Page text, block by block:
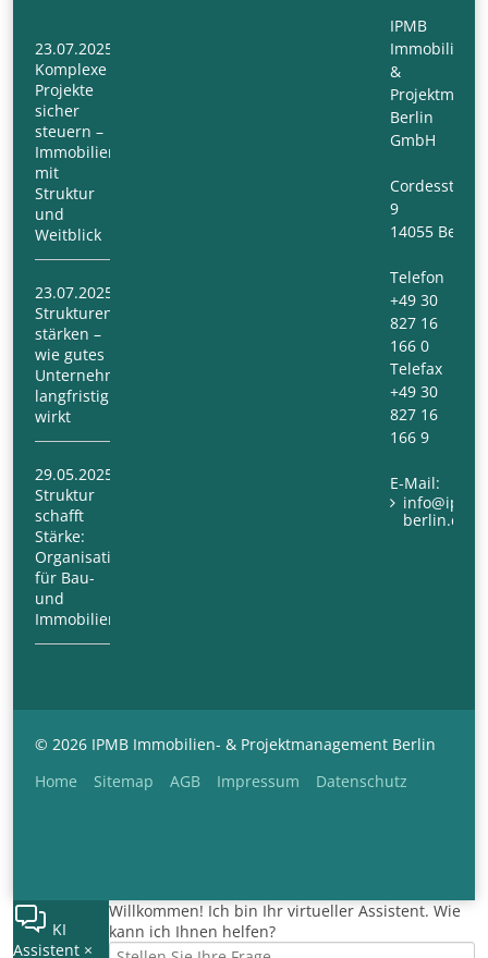
23.07.2025
Komplexe
Projekte
sicher
steuern –
Immobilienmanagement
mit
Struktur
und
Weitblick
23.07.2025
Strukturen
stärken –
wie gutes
Unternehmensmanagement
langfristig
wirkt
29.05.2025
Struktur
schafft
Stärke:
Organisationsberatung
für Bau-
und
Immobilienunternehmen
IPMB
Immobilien-
&
Berlin
GmbH
Cordesstraße
9
14055 Berlin
Telefon
+49 30
827 16
166 0
Telefax
+49 30
827 16
166 9
E-Mail:
info@ipm-
berlin.com
© 2026 IPMB Immobilien- & Projektmanagement Berlin
Navigation
Home Sitemap AGB Impressum Datenschutz
KI
Assistent ×
Willkommen! Ich bin Ihr virtueller Assistent. Wie
kann ich Ihnen helfen?